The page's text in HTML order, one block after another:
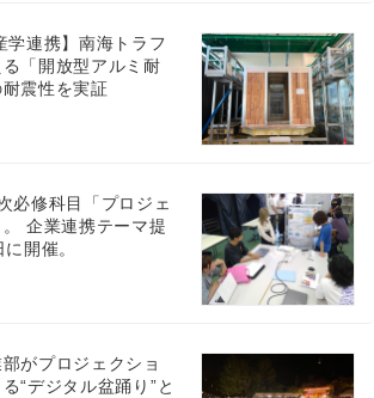
学連携】南海トラフ
「開放型アルミ耐
震性を実証
必修科目「プロジェ
企業連携テーマ提
開催。
がプロジェクショ
“デジタル盆踊り”と